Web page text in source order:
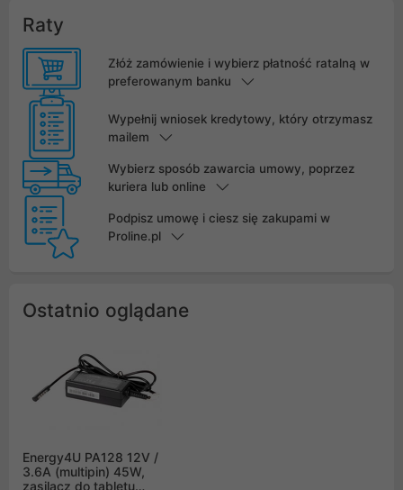
Raty
Złóż zamówienie i wybierz płatność ratalną w
preferowanym banku
Wypełnij wniosek kredytowy, który otrzymasz
mailem
Wybierz sposób zawarcia umowy, poprzez
kuriera lub online
Podpisz umowę i ciesz się zakupami w
Proline.pl
Ostatnio oglądane
Energy4U PA128 12V /
3.6A (multipin) 45W,
zasilacz do tabletu